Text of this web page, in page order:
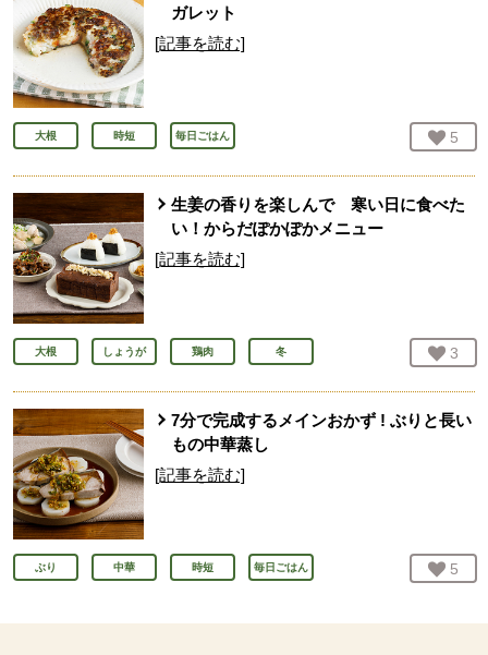
ガレット
[記事を読む]
大根 時短 毎日ごはん お気
5
生姜の香りを楽しんで 寒い日に食べた
い！からだぽかぽかメニュー
[記事を読む]
大根 しょうが 鶏肉 冬 お気
3
7分で完成するメインおかず ! ぶりと長い
もの中華蒸し
[記事を読む]
ぶり 中華 時短 毎日ごはん お気
5